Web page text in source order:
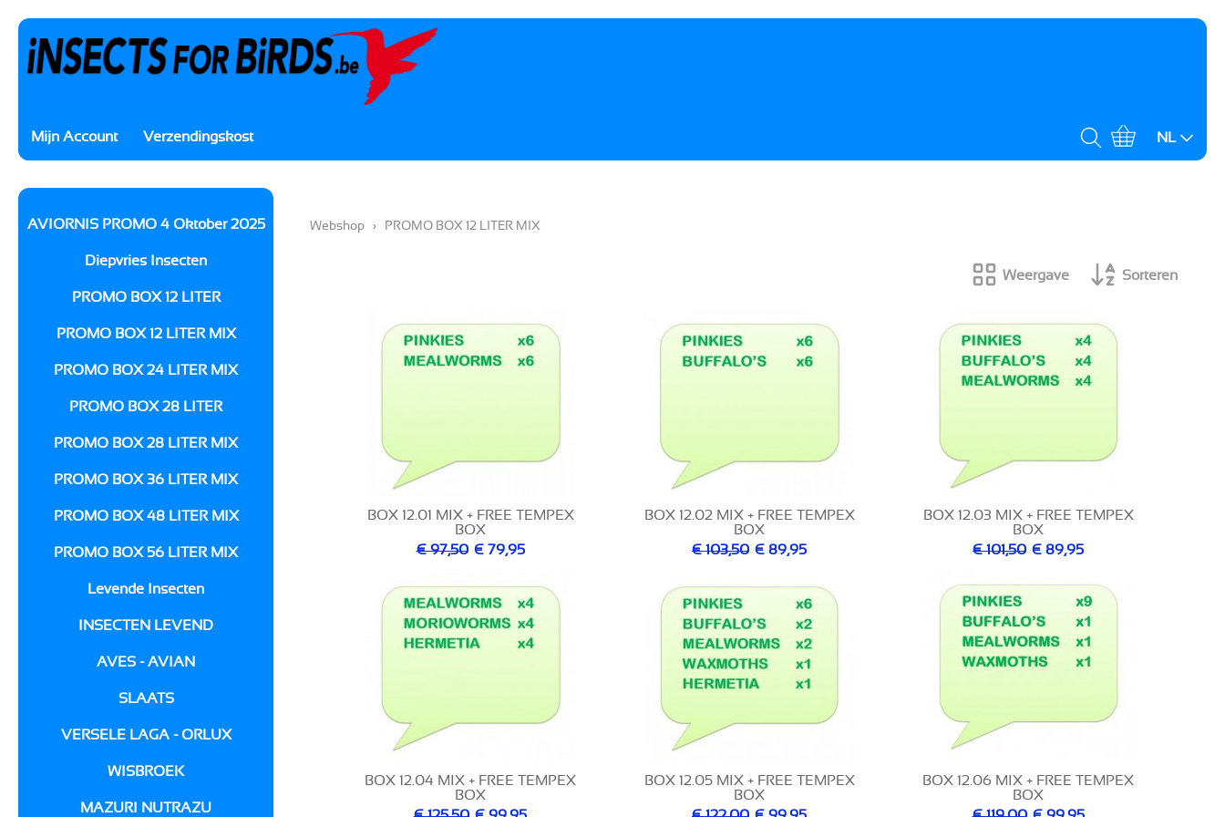
Mijn Account Verzendingskost NL
AVIORNIS PROMO 4 Oktober 2025
Diepvries Insecten
PROMO BOX 12 LITER
PROMO BOX 12 LITER MIX
PROMO BOX 24 LITER MIX
PROMO BOX 28 LITER
PROMO BOX 28 LITER MIX
PROMO BOX 36 LITER MIX
PROMO BOX 48 LITER MIX
PROMO BOX 56 LITER MIX
Levende Insecten
INSECTEN LEVEND
AVES - AVIAN
SLAATS
VERSELE LAGA - ORLUX
WISBROEK
MAZURI NUTRAZU
Webshop › PROMO BOX 12 LITER MIX
Weergave Sorteren
BOX 12.01 MIX + FREE TEMPEX
BOX
€ 97,50 € 79,95
BOX 12.02 MIX + FREE TEMPEX
BOX
€ 103,50 € 89,95
BOX 12.03 MIX + FREE TEMPEX
BOX
€ 101,50 € 89,95
BOX 12.04 MIX + FREE TEMPEX
BOX
BOX 12.05 MIX + FREE TEMPEX
BOX
BOX 12.06 MIX + FREE TEMPEX
BOX